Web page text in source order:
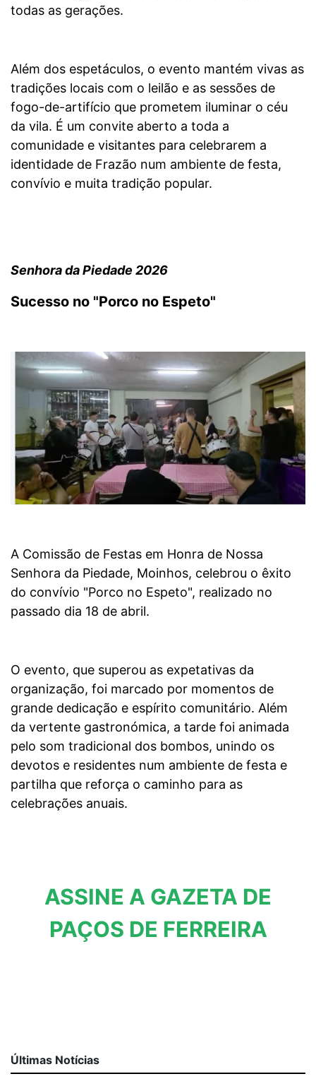
todas as gerações.
Além dos espetáculos, o evento mantém vivas as
tradições locais com o leilão e as sessões de
fogo-de-artifício que prometem iluminar o céu
da vila. É um convite aberto a toda a
comunidade e visitantes para celebrarem a
identidade de Frazão num ambiente de festa,
convívio e muita tradição popular.
Senhora da Piedade 2026
Sucesso no "Porco no Espeto"
A Comissão de Festas em Honra de Nossa
Senhora da Piedade, Moinhos, celebrou o êxito
do convívio "Porco no Espeto", realizado no
passado dia 18 de abril.
O evento, que superou as expetativas da
organização, foi marcado por momentos de
grande dedicação e espírito comunitário. Além
da vertente gastronómica, a tarde foi animada
pelo som tradicional dos bombos, unindo os
devotos e residentes num ambiente de festa e
partilha que reforça o caminho para as
celebrações anuais.
ASSINE A GAZETA DE
PAÇOS DE FERREIRA
Últimas Notícias